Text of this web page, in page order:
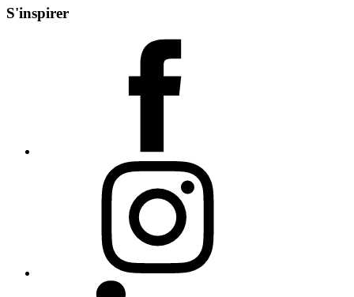
S'inspirer